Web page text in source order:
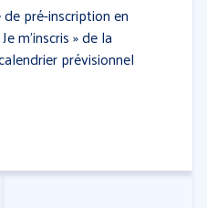
de pré-inscription en
m’inscris » de la
prévisionnel